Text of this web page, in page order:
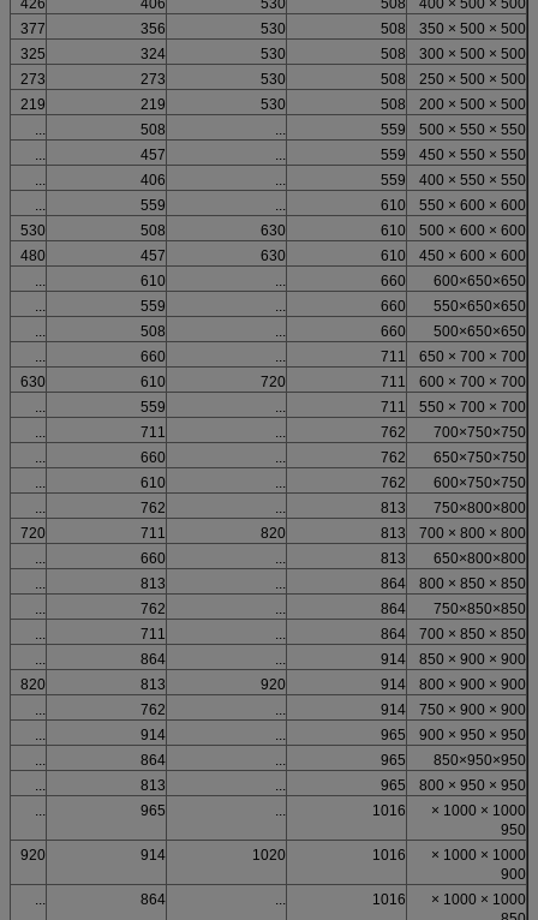
500 × 500 × 350
508
530
356
377
500 × 500 × 300
508
530
324
325
500 × 500 × 250
508
530
273
273
500 × 500 × 200
508
530
219
219
550 × 550 × 500
559
508
550 × 550 × 450
559
457
550 × 550 × 400
559
406
600 × 600 × 550
610
559
600 × 600 × 500
610
630
508
530
600 × 600 × 450
610
630
457
480
650×650×600
660
610
650×650×550
660
559
650×650×500
660
508
700 × 700 × 650
711
660
700 × 700 × 600
711
720
610
630
700 × 700 × 550
711
559
750×750×700
762
711
750×750×650
762
660
750×750×600
762
610
800×800×750
813
762
800 × 800 × 700
813
820
711
720
800×800×650
813
660
850 × 850 × 800
864
813
850×850×750
864
762
850 × 850 × 700
864
711
900 × 900 × 850
914
864
900 × 900 × 800
914
920
813
820
900 × 900 × 750
914
762
950 × 950 × 900
965
914
950×950×850
965
864
950 × 950 × 800
965
813
1000 × 1000 ×
950
1016
965
1000 × 1000 ×
900
1016
1020
914
920
1000 × 1000 ×
1016
864